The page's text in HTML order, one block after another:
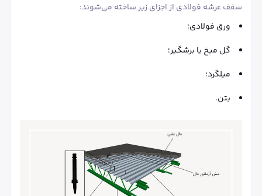
سقف عرشه فولادی از اجزای زیر ساخته می‌شوند:
ورق فولادی؛
گل میخ یا برشگیر؛
میلگرد؛
بتن.